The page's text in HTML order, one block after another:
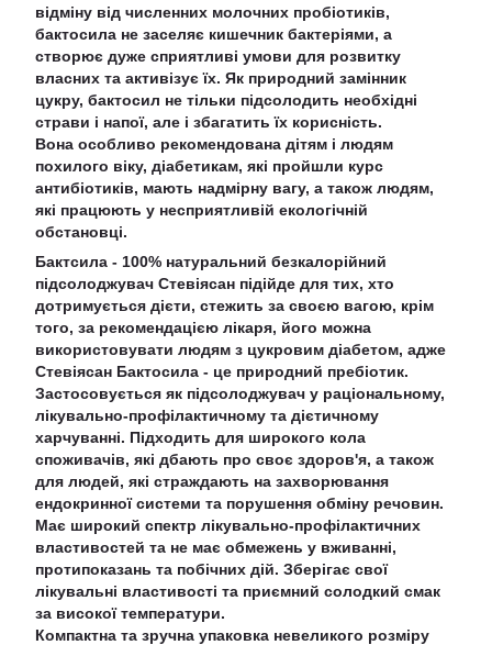
відміну від численних молочних пробіотиків,
бактосила не заселяє кишечник бактеріями, а
створює дуже сприятливі умови для розвитку
власних та активізує їх. Як природний замінник
цукру, бактосил не тільки підсолодить необхідні
страви і напої, але і збагатить їх корисність.
Вона особливо рекомендована дітям і людям
похилого віку, діабетикам, які пройшли курс
антибіотиків, мають надмірну вагу, а також людям,
які працюють у несприятливій екологічній
обстановці.
Бактсила - 100% натуральний безкалорійний
підсолоджувач Стевіясан підійде для тих, хто
дотримується дієти, стежить за своєю вагою, крім
того, за рекомендацією лікаря, його можна
використовувати людям з цукровим діабетом, адже
Стевіясан Бактосила - це природний пребіотик.
Застосовується як підсолоджувач у раціональному,
лікувально-профілактичному та дієтичному
харчуванні. Підходить для широкого кола
споживачів, які дбають про своє здоров'я, а також
для людей, які страждають на захворювання
ендокринної системи та порушення обміну речовин.
Має широкий спектр лікувально-профілактичних
властивостей та не має обмежень у вживанні,
протипоказань та побічних дій. Зберігає свої
лікувальні властивості та приємний солодкий смак
за високої температури.
Компактна та зручна упаковка невеликого розміру